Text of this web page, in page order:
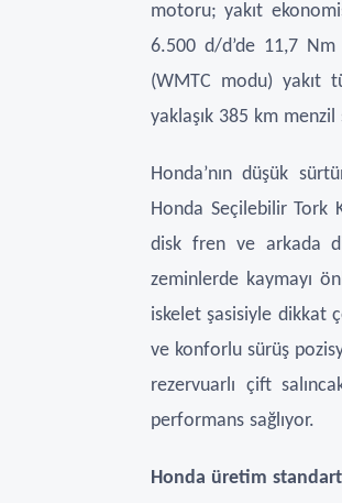
motoru; yakıt
6.500 d/d’de 11,7
(WMTC modu) yakıt
yaklaşık 385 km menzil
Honda’nın düşük
Honda Seçilebilir Tork
disk fren ve arkada
zeminlerde kaymayı
iskelet şasisiyle dikkat
ve konforlu sürüş
rezervuarlı çift
performans sağlıyor.
Honda üretim